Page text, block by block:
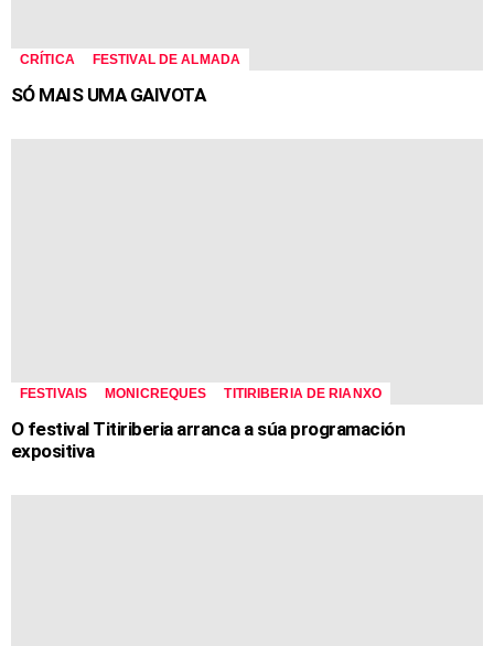
CRÍTICA FESTIVAL DE ALMADA
SÓ MAIS UMA GAIVOTA
FESTIVAIS MONICREQUES TITIRIBERIA DE RIANXO
O festival Titiriberia arranca a súa programación
expositiva